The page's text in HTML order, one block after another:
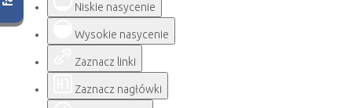
Niskie nasycenie
Wysokie nasycenie
Zaznacz linki
Zaznacz nagłówki